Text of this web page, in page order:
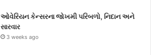
ઓવેરિયન કેન્સરના જોખમી પરિબળો, નિદાન અને
સારવાર
3 weeks ago